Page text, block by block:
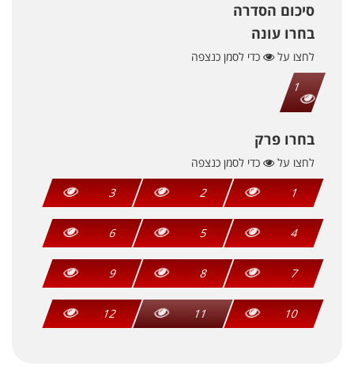
סיכום הסדרה
בחרו עונה
לחצו על
כדי לסמן כנצפה
1
בחרו פרק
לחצו על
כדי לסמן כנצפה
1
2
3
4
5
6
7
8
9
10
11
12